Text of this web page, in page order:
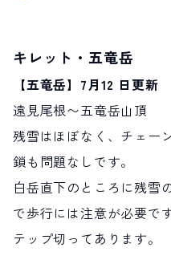
キレット・五竜岳
【五竜岳】7月12 日更新
遠見尾根〜五竜岳山頂
残雪はほぼなく、チェー
鎖も問題なしです。
白岳直下のところに残雪
で歩行には注意が必要で
テップ切ってあります。